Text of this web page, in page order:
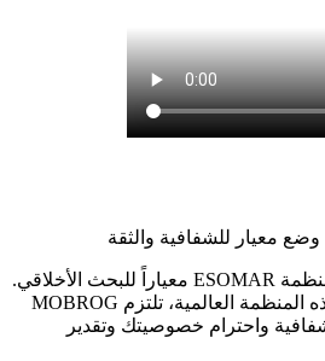
لعقود من الزمن، وضعت منظمة ESOMAR معياراً للبحث الأخلاقي.
وبصفتنا عضوًا فخورًا في هذه المنظمة العالمية، تلتزم MOBROG
واحترام خصوصيتك وتقدير